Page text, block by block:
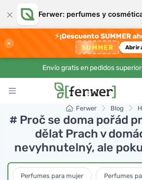
× Ferwer: perfumes y
×
⚡¡Descuento SUMMER
SUMMER Abrir
Envío gratis en pedidos
Ferwer Blog
# Proč se doma pořád
dělat Prach v
nevyhnutelný, ale
Perfumes para mujer Perfumes